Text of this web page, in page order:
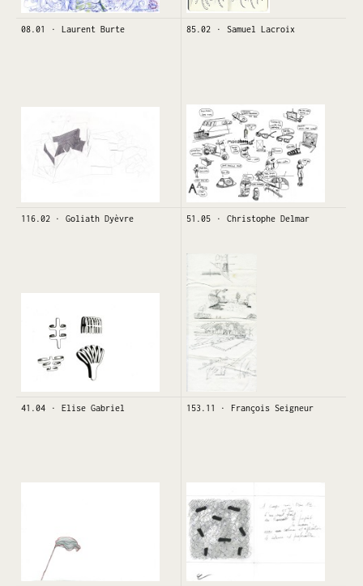
08.01 Laurent Burte 85.02 Samuel Lacroix
116.02 Goliath Dyèvre 51.05 Christophe Delmar
41.04 Elise Gabriel 153.11 François Seigneur